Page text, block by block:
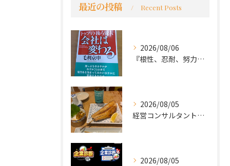
最近の投稿 Recent Posts
2026/08/06
『根性、忍耐、努力という言葉は死語なのか』
2026/08/05
経営コンサルタントのモーちゃん・毛利京申です。
2026/08/05